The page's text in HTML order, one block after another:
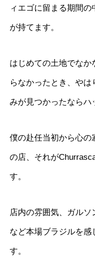
ィエゴに留まる期間
が持てます。
はじめての土地でな
らなかったとき、や
みが見つかったならハ
僕の赴任当初から心の
の店、それが
す。
店内の雰囲気、ガル
など本場ブラジルを
す。